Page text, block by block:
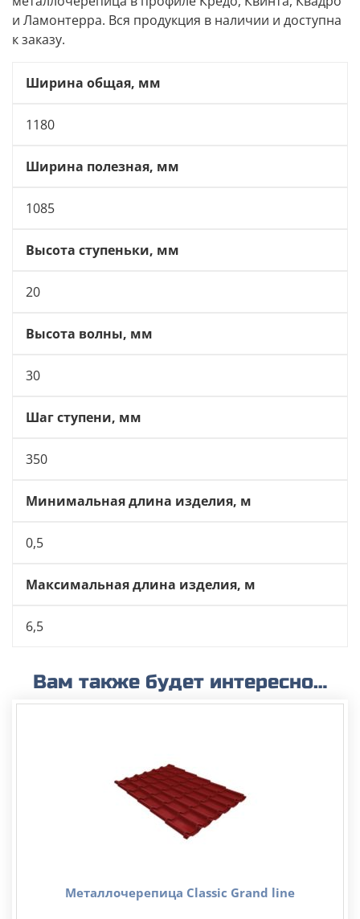
и Ламонтерра. Вся продукция в наличии и доступна
к заказу.
Ширина общая, мм
1180
Ширина полезная, мм
1085
Высота ступеньки, мм
20
Высота волны, мм
30
Шаг ступени, мм
350
Минимальная длина изделия, м
0,5
Максимальная длина изделия, м
6,5
Вам также будет интересно…
Металлочерепица Classic Grand line